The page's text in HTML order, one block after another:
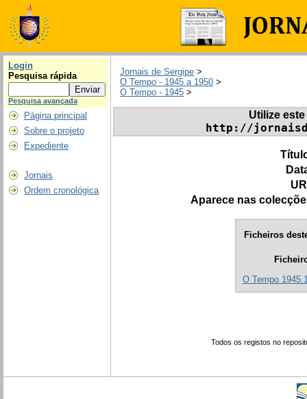
Login
Pesquisa rápida
Pesquisa avançada
Página principal
Sobre o projeto
Expediente
Jornais
Ordem cronológica
Jornais de Sergipe >
O Tempo - 1945 a 1950 >
O Tempo - 1945 >
Utilize
http://
Aparece nas
Ficheiros
O Tempo
Todos os registos no